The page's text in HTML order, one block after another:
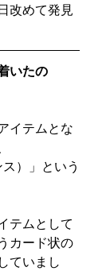
改めて発見
いたの
イテムとな
ス）」という
テムとして
カード状の
ていまし